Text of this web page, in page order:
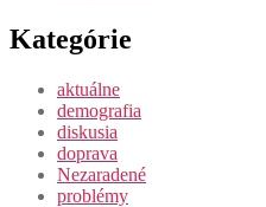
Kategórie
aktuálne
demografia
diskusia
doprava
Nezaradené
problémy